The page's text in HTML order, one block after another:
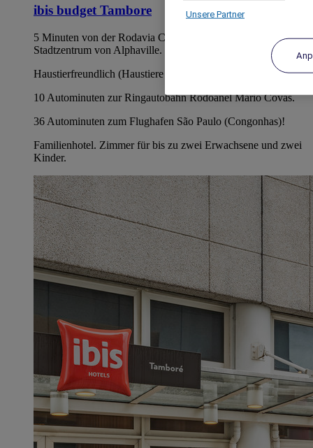
ibis budget Tambore
5 Minuten von der Rodavia Castelo Branco, 10 Minuten vom
Stadtzentrum von Alphaville.
Haustierfreundlich (Haustiere bis 15 kg, gegen Gebühr).
10 Autominuten zur Ringautobahn Rodoanel Mário Covas.
36 Autominuten zum Flughafen São Paulo (Congonhas)!
Familienhotel. Zimmer für bis zu zwei Erwachsene und zwei
Kinder.
Unsere Partner